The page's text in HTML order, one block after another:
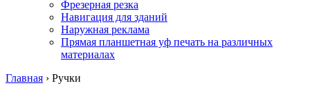
Фрезерная резка
Навигация для зданий
Наружная реклама
Прямая планшетная уф печать на различных
материалах
Главная › Ручки